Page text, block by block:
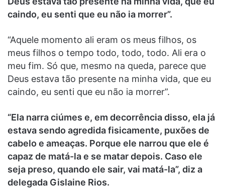
caindo, eu senti que eu não ia morrer”.
“Aquele momento ali eram os meus filhos, os
meus filhos o tempo todo, todo, todo. Ali era o
meu fim. Só que, mesmo na queda, parece que
Deus estava tão presente na minha vida, que eu
caindo, eu senti que eu não ia morrer”.
“Ela narra ciúmes e, em decorrência disso, ela já
estava sendo agredida fisicamente, puxões de
cabelo e ameaças. Porque ele narrou que ele é
capaz de matá-la e se matar depois. Caso ele
seja preso, quando ele sair, vai matá-la”, diz a
delegada Gislaine Rios.